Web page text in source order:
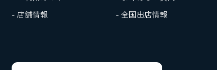
- 店舗情報
- 全国出店情報